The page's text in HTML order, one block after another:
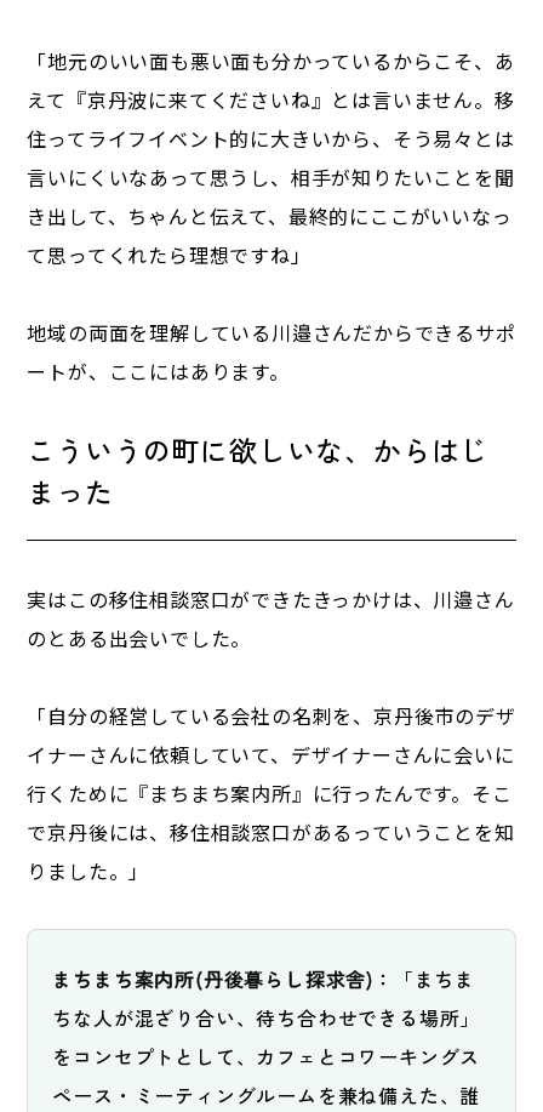
「地元のいい面も悪い面も分かっているからこそ、あ
えて『京丹波に来てくださいね』とは言いません。移
住ってライフイベント的に大きいから、そう易々とは
言いにくいなあって思うし、相手が知りたいことを聞
き出して、ちゃんと伝えて、最終的にここがいいなっ
て思ってくれたら理想ですね」
地域の両面を理解している川邉さんだからできるサポ
ートが、ここにはあります。
こういうの町に欲しいな、からはじ
まった
実はこの移住相談窓口ができたきっかけは、川邉さん
のとある出会いでした。
「自分の経営している会社の名刺を、京丹後市のデザ
イナーさんに依頼していて、デザイナーさんに会いに
行くために『まちまち案内所』に行ったんです。そこ
で京丹後には、移住相談窓口があるっていうことを知
りました。」
まちまち案内所(丹後暮らし探求舎)：
「まちま
ちな人が混ざり合い、待ち合わせできる場所」
をコンセプトとして、カフェとコワーキングス
ペース・ミーティングルームを兼ね備えた、誰